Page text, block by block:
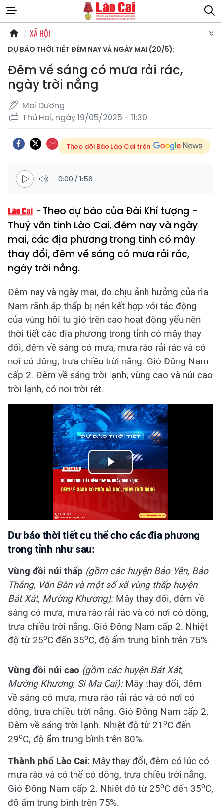
XÃ HỘI
DỰ BÁO THỜI TIẾT ĐÊM NAY VÀ NGÀY MAI (20/5):
Đêm về sáng có mưa rải rác,
ngày trời nắng
Mai Dương
Thứ Hai, ngày 19/05/2025 - 11:30
Theo dõi Báo Lào Cai trên
0:00 /1:56
Theo dự báo của Đài Khí tượng -
Thuỷ văn tỉnh Lào Cai, đêm nay và ngày
mai, các địa phương trong tỉnh có mây
thay đổi, đêm về sáng có mưa rải rác,
ngày trời nắng.
Đêm nay và ngày mai, do chịu ảnh hưởng của rìa
Nam rãnh áp thấp bị nén kết hợp với tác động
của vùng hội tụ gió trên cao hoạt động yếu nên
thời tiết các địa phương trong tỉnh có mây thay
đổi, đêm về sáng có mưa, mưa rào rải rác và có
nơi có dông, trưa chiều trời nắng. Gió Đông Nam
cấp 2. Đêm về sáng trời lạnh; vùng cao và núi cao
trời lạnh, có nơi trời rét.
Play
Video
Dự báo thời tiết cụ thể cho các địa phương
trong tỉnh như sau:
Vùng đồi núi thấp (gồm các huyện Bảo Yên, Bảo
Thắng, Văn Bàn và một số xã vùng thấp huyện
Bát Xát, Mường Khương):Mây thay đổi, đêm về
sáng có mưa, mưa rào rải rác và có nơi có dông,
trưa chiều trời nắng. Gió Đông Nam cấp 2. Nhiệt
độ từ 25oC đến 35oC, độ ẩm trung bình trên 75%.
Vùng đồi núi cao (gồm các huyện Bát Xát,
Mường Khương, Si Ma Cai):Mây thay đổi, đêm
về sáng có mưa, mưa rào rải rác và có nơi có
dông, trưa chiều trời nắng. Gió Đông Nam cấp 2.
Đêm về sáng trời lạnh. Nhiệt độ từ 21 oC đến
29oC, độ ẩm trung bình trên 80%.
Thành phố Lào Cai: Mây thay đổi, đêm có lúc có
mưa rào và có thể có dông, trưa chiều trời nắng.
Gió Đông Nam cấp 2. Nhiệt độ từ 25oC đến 35oC,
độ ẩm trung bình trên 75%.